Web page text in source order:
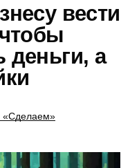
вести
деньги, а
«Сделаем»